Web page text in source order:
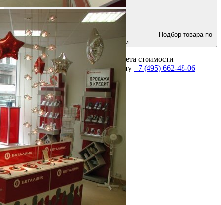
параметрам
Для получения консультации и расчета стоимости
оборудования позвоните по телефону +7 (495) 662-48-06
Выполнено более 2000 проектов!
Посмотреть портфолио